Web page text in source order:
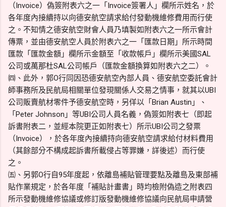
（Invoice）偽簽附表六之一「Invoice簽署人」欄所示姓名，於
各年度內接續持以向德安航空請求給付發動機維修費用而行使
之。不知情之德安航空財會人員乃填製如附表六之一所示會計
傳票，並由德安航空人員於附表六之一「匯款日期」所示時間
匯款「匯款金額」欄所示金額至「收款帳戶」欄所示美國SAL
公司或萬那杜SAL公司帳戶（匯款金額換算如附表六之二）。
㈣、此外，郭O行同因恐德安航空內部人員、德安航空委託會計
師事務所及民航局相關單位發現關係人交易之情事，就其以UBI
公司販賣航材零件予德安航空時，另佯以「Brian Austin」、
「Peter Johnson」等UBI公司人員名義，偽簽如附表七（即起
訴書附表二，並經本院更正如附表七）所示UBI公司之發票
（Invoice），於各年度內接續持向德安航空請求給付材料費用
（其餘部分不構成起訴書所載侵占等罪嫌，詳後述）而行使
之。
㈤、另郭O行自95年度起，依離島補貼管理要點及離島及東部補
貼作業規定，於各年度「補貼計畫書」時均檢附偽造之附表四
所示發動機維修協議或修訂版發動機維修協議向民航局申請營